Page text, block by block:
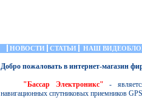
НОВОСТИ СТАТЬИ
НАШ
Добро пожаловать в интернет-магазин
"Бассар Электроникс" -
навигационных спутниковых приемников